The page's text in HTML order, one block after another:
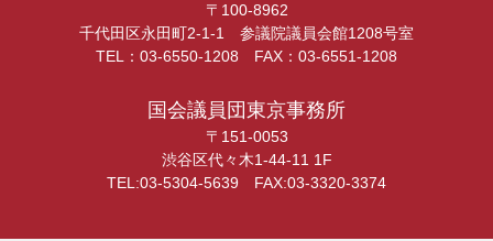
〒100-8962
千代田区永田町2-1-1 参議院議員会館1208号室
TEL：03-6550-1208 FAX：03-6551-1208
国会議員団東京事務所
〒151-0053
渋谷区代々木1-44-11 1F
TEL:03-5304-5639 FAX:03-3320-3374